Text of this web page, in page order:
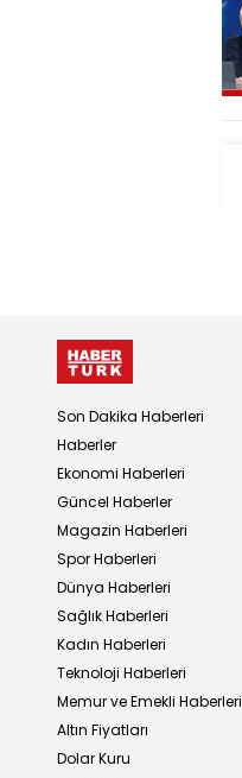
Son Dakika Haberleri
Haberler
Ekonomi Haberleri
Güncel Haberler
Magazin Haberleri
Spor Haberleri
Dünya Haberleri
Sağlık Haberleri
Kadın Haberleri
Teknoloji Haberleri
Memur ve Emekli Haberleri
Altın Fiyatları
Dolar Kuru